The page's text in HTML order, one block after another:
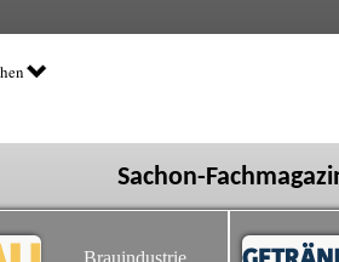
Sachon-
Brauindustrie